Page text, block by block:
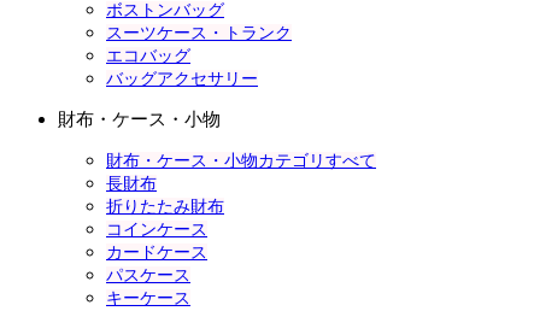
ボストンバッグ
スーツケース・トランク
エコバッグ
バッグアクセサリー
財布・ケース・小物
財布・ケース・小物カテゴリすべて
長財布
折りたたみ財布
コインケース
カードケース
パスケース
キーケース